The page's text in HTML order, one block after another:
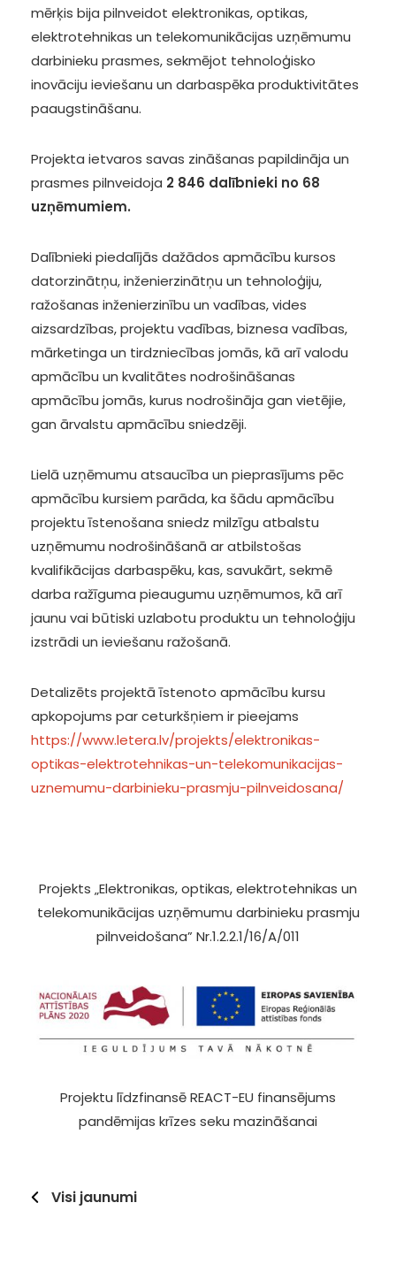
mērķis bija pilnveidot elektronikas, optikas,
elektrotehnikas un telekomunikācijas uzņēmumu
darbinieku prasmes, sekmējot tehnoloģisko
inovāciju ieviešanu un darbaspēka produktivitātes
paaugstināšanu.
Projekta ietvaros savas zināšanas papildināja un
prasmes pilnveidoja 2 846 dalībnieki no 68
uzņēmumiem.
Dalībnieki piedalījās dažādos apmācību kursos
datorzinātņu, inženierzinātņu un tehnoloģiju,
ražošanas inženierzinību un vadības, vides
aizsardzības, projektu vadības, biznesa vadības,
mārketinga un tirdzniecības jomās, kā arī valodu
apmācību un kvalitātes nodrošināšanas
apmācību jomās, kurus nodrošināja gan vietējie,
gan ārvalstu apmācību sniedzēji.
Lielā uzņēmumu atsaucība un pieprasījums pēc
apmācību kursiem parāda, ka šādu apmācību
projektu īstenošana sniedz milzīgu atbalstu
uzņēmumu nodrošināšanā ar atbilstošas
kvalifikācijas darbaspēku, kas, savukārt, sekmē
darba ražīguma pieaugumu uzņēmumos, kā arī
jaunu vai būtiski uzlabotu produktu un tehnoloģiju
izstrādi un ieviešanu ražošanā.
Detalizēts projektā īstenoto apmācību kursu
apkopojums par ceturkšņiem ir pieejams
https://www.letera.lv/projekts/elektronikas-
optikas-elektrotehnikas-un-telekomunikacijas-
uznemumu-darbinieku-prasmju-pilnveidosana/
Projekts „Elektronikas, optikas, elektrotehnikas un
telekomunikācijas uzņēmumu darbinieku prasmju
pilnveidošana” Nr.1.2.2.1/16/A/011
Projektu līdzfinansē REACT-EU finansējums
pandēmijas krīzes seku mazināšanai
Visi jaunumi